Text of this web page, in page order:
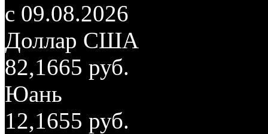
c 09.08.2026
Доллар США
82,1665 руб.
Юань
12,1655 руб.